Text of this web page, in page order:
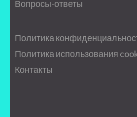
Вопросы-ответы
Политика
Политика использования
Контакты